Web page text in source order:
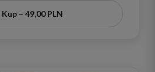
Kup – 49,00 PLN